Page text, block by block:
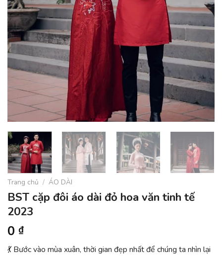
Trang chủ / ÁO DÀI
BST cặp đôi áo dài đỏ hoa văn tinh tế
2023
0 ₫
💃 Bước vào mùa xuân, thời gian đẹp nhất để chúng ta nhìn lại